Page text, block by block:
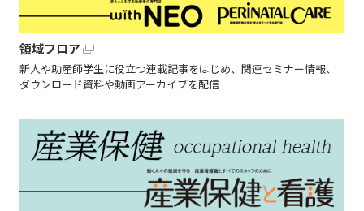
領域フロア
新人や助産師学生に役立つ連載記事をはじめ、関連セミナー情報、
ダウンロード資料や動画アーカイブを配信